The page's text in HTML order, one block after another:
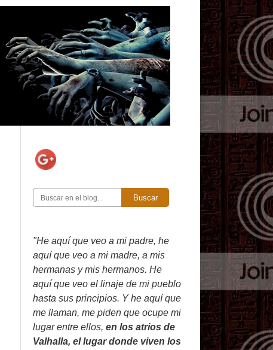
Buscar
"He aquí que veo a mi padre, he
aquí que veo a mi madre, a mis
hermanas y mis hermanos. He
aquí que veo el linaje de mi pueblo
hasta sus principios. Y he aquí que
me llaman, me piden que ocupe mi
lugar entre ellos, en los atrios de
Valhalla, el lugar donde viven los